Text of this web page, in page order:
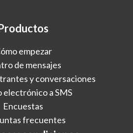
empezar
de mensajes
y conversaciones
electrónico a SMS
Encuestas
frecuentes